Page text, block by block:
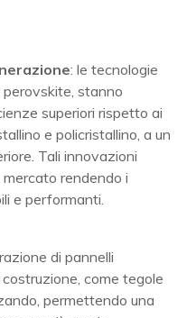
: le tecnologie
perovskite, stanno
superiori rispetto ai
e policristallino, a un
Tali innovazioni
rendendo i
e performanti.
di pannelli
come tegole
permettendo una